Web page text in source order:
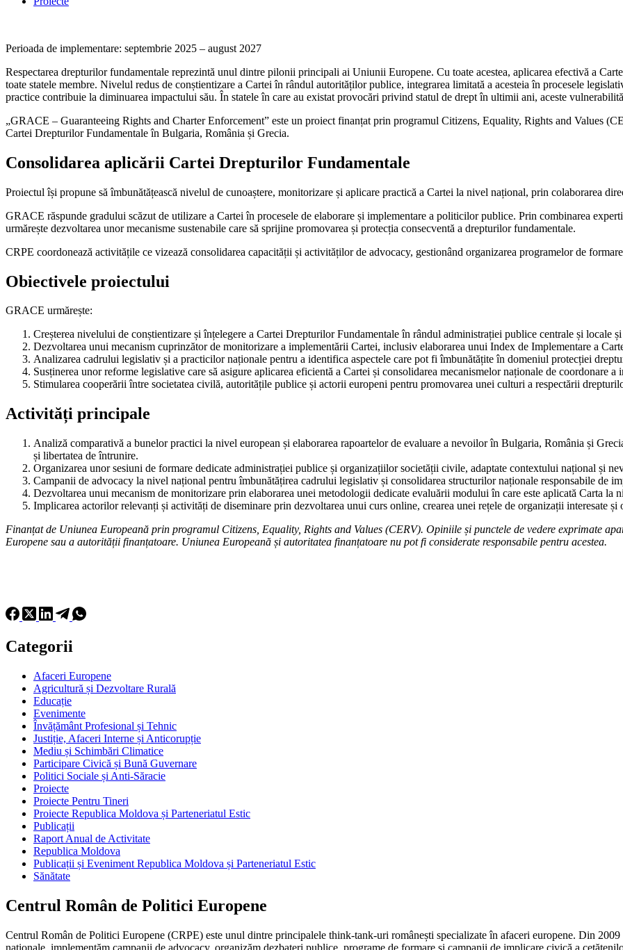
Perioada de implementare: septembrie 2025 – august 2027
Respectarea drepturilor fundamentale reprezintă unul dintre pilonii principali ai Uniunii Europene. Cu toate acestea, aplicarea efectivă a
toate statele membre. Nivelul redus de conștientizare a Cartei în rândul autorităților publice, integrarea limitată a acesteia în procesele
practice contribuie la diminuarea impactului său. În statele în care au existat provocări privind statul de drept în ultimii ani, aceste
„GRACE – Guaranteeing Rights and Charter Enforcement” este un proiect finanțat prin programul Citizens, Equality, Rights and Values
Cartei Drepturilor Fundamentale în Bulgaria, România și Grecia.
Consolidarea aplicării Cartei Drepturilor Fundamentale
Proiectul își propune să îmbunătățească nivelul de cunoaștere, monitorizare și aplicare practică a Cartei la nivel național, prin colaborarea
GRACE răspunde gradului scăzut de utilizare a Cartei în procesele de elaborare și implementare a politicilor publice. Prin combinarea
urmărește dezvoltarea unor mecanisme sustenabile care să sprijine promovarea și protecția consecventă a drepturilor fundamentale.
CRPE coordonează activitățile ce vizează consolidarea capacității și activităților de advocacy, gestionând organizarea programelor de
Obiectivele proiectului
GRACE urmărește:
Creșterea nivelului de conștientizare și înțelegere a Cartei Drepturilor Fundamentale în rândul administrației publice centrale și locale
Dezvoltarea unui mecanism cuprinzător de monitorizare a implementării Cartei, inclusiv elaborarea unui Index de Implementare a
Analizarea cadrului legislativ și a practicilor naționale pentru a identifica aspectele care pot fi îmbunătățite în domeniul protecției
Susținerea unor reforme legislative care să asigure aplicarea eficientă a Cartei și consolidarea mecanismelor naționale de coordonare a
Stimularea cooperării între societatea civilă, autoritățile publice și actorii europeni pentru promovarea unei culturi a respectării
Activități principale
Analiză comparativă a bunelor practici la nivel european și elaborarea rapoartelor de evaluare a nevoilor în Bulgaria, România și
și libertatea de întrunire.
Organizarea unor sesiuni de formare dedicate administrației publice și organizațiilor societății civile, adaptate contextului național și
Campanii de advocacy la nivel național pentru îmbunătățirea cadrului legislativ și consolidarea structurilor naționale responsabile de
Dezvoltarea unui mecanism de monitorizare prin elaborarea unei metodologii dedicate evaluării modului în care este aplicată Carta la
Implicarea actorilor relevanți și activități de diseminare prin dezvoltarea unui curs online, crearea unei rețele de organizații interesate
Finanțat de Uniunea Europeană prin programul Citizens, Equality, Rights and Values (CERV). Opiniile și punctele de vedere exprimate
Europene sau a autorității finanțatoare. Uniunea Europeană și autoritatea finanțatoare nu pot fi considerate responsabile pentru acestea.
Categorii
Afaceri Europene
Agricultură și Dezvoltare Rurală
Educație
Evenimente
Învățământ Profesional și Tehnic
Justiție, Afaceri Interne și Anticorupție
Mediu și Schimbări Climatice
Participare Civică și Bună Guvernare
Politici Sociale și Anti-Săracie
Proiecte
Proiecte Pentru Tineri
Proiecte Republica Moldova și Parteneriatul Estic
Publicații
Raport Anual de Activitate
Republica Moldova
Publicații și Eveniment Republica Moldova și Parteneriatul Estic
Sănătate
Centrul Român de Politici Europene
Centrul Român de Politici Europene (CRPE) este unul dintre principalele think-tank-uri românești specializate în afaceri europene. Din
naționale, implementăm campanii de advocacy, organizăm dezbateri publice, programe de formare și campanii de implicare civică a